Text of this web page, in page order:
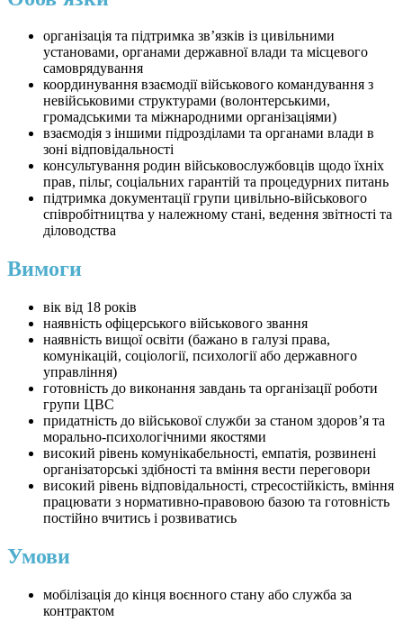
організація та підтримка зв’язків із цивільними
установами, органами державної влади та місцевого
самоврядування
координування взаємодії військового командування з
невійськовими структурами (волонтерськими,
громадськими та міжнародними організаціями)
взаємодія з іншими підрозділами та органами влади в
зоні відповідальності
консультування родин військовослужбовців щодо їхніх
прав, пільг, соціальних гарантій та процедурних питань
підтримка документації групи цивільно-військового
співробітництва у належному стані, ведення звітності та
діловодства
Вимоги
вік від 18 років
наявність офіцерського військового звання
наявність вищої освіти (бажано в галузі права,
комунікацій, соціології, психології або державного
управління)
готовність до виконання завдань та організації роботи
групи ЦВС
придатність до військової служби за станом здоров’я та
морально-психологічними якостями
високий рівень комунікабельності, емпатія, розвинені
організаторські здібності та вміння вести переговори
високий рівень відповідальності, стресостійкість, вміння
працювати з нормативно-правовою базою та готовність
постійно вчитись і розвиватись
Умови
мобілізація до кінця воєнного стану або служба за
контрактом